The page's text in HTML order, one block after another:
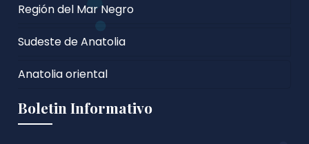
Región del Mar Negro
Sudeste de Anatolia
Anatolia oriental
Boletin Informativo